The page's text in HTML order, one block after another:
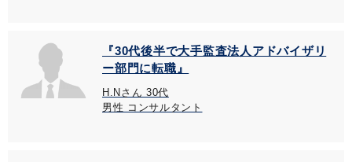
『30代後半で大手監査法人アドバイザリ
ー部門に転職』
H.Nさん 30代
男性 コンサルタント